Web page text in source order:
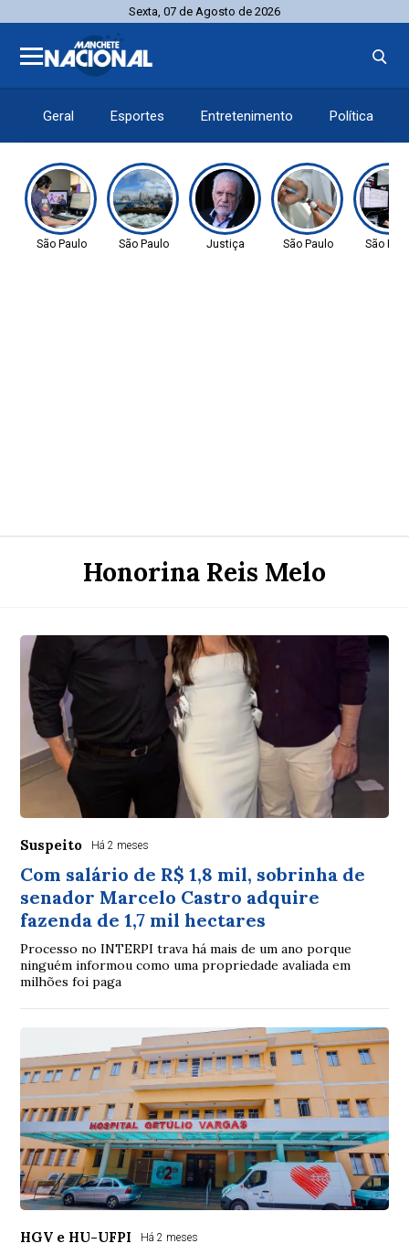
Sexta, 07 de Agosto de 2026
Geral Esportes Entretenimento Política
São Paulo São Paulo Justiça São Paulo São
Honorina Reis Melo
Suspeito Há 2 meses
Com salário de R$ 1,8 mil, sobrinha de
senador Marcelo Castro adquire
fazenda de 1,7 mil hectares
Processo no INTERPI trava há mais de um ano porque
ninguém informou como uma propriedade avaliada em
milhões foi paga
HGV e HU-UFPI Há 2 meses